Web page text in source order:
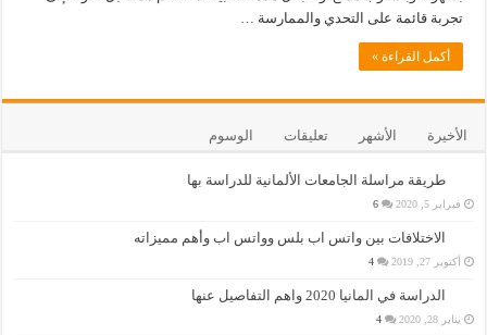
تجربة قائمة على التحدي والممارسة …
أكمل القراءة »
الأخيرة الأشهر تعليقات الوسوم
طريقة مراسلة الجامعات الألمانية للدراسة بها
فبراير 5, 2020 6
الاختلافات بين واتس اب بلس وواتس اب وأهم مميزاته
أكتوبر 27, 2019 4
الدراسة في المانيا 2020 واهم التفاصيل عنها
يناير 28, 2020 4